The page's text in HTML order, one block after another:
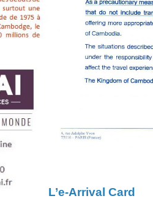
L’e-Arrival Card